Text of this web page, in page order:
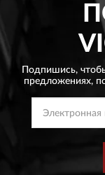
Подпишись,
предложениях,